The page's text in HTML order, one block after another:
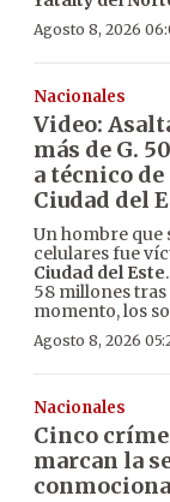
Agosto 8, 2026
Nacionales
Video:
más de G.
a técnico
Ciudad del
Un hombre que
celulares fue
Ciudad del Este
58 millones
momento, los
Agosto 8, 2026
Nacionales
Cinco
marcan la